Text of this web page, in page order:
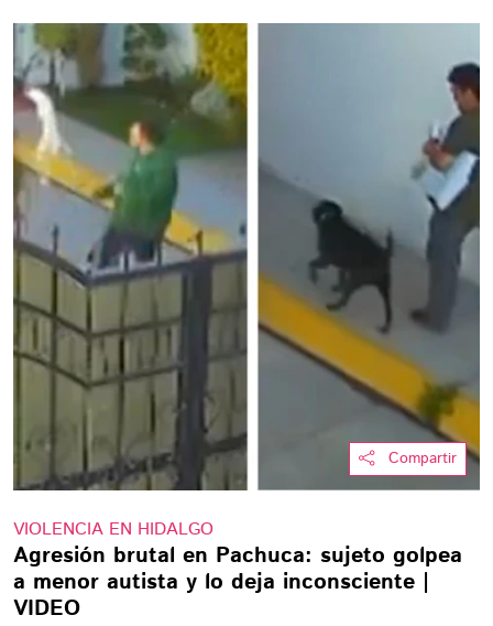
Compartir
VIOLENCIA EN HIDALGO
Agresión brutal en Pachuca: sujeto golpea
a menor autista y lo deja inconsciente |
VIDEO